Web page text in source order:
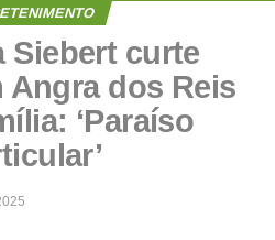
Siebert curte
Angra dos Reis
‘Paraíso